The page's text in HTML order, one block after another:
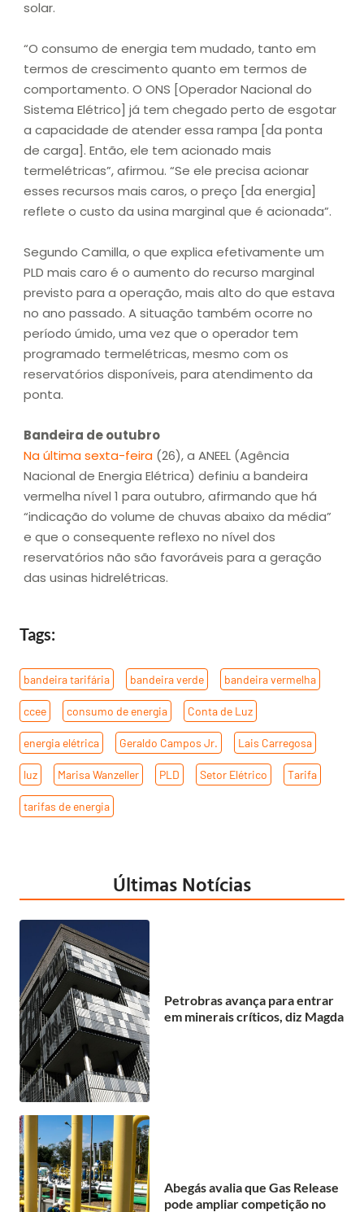
solar.
“O consumo de energia tem mudado, tanto em
termos de crescimento quanto em termos de
comportamento. O ONS [Operador Nacional do
Sistema Elétrico] já tem chegado perto de esgotar
a capacidade de atender essa rampa [da ponta
de carga]. Então, ele tem acionado mais
termelétricas”, afirmou. “Se ele precisa acionar
esses recursos mais caros, o preço [da energia]
reflete o custo da usina marginal que é acionada”.
Segundo Camilla, o que explica efetivamente um
PLD mais caro é o aumento do recurso marginal
previsto para a operação, mais alto do que estava
no ano passado. A situação também ocorre no
período úmido, uma vez que o operador tem
programado termelétricas, mesmo com os
reservatórios disponíveis, para atendimento da
ponta.
Bandeira de outubro
Na última sexta-feira (26), a ANEEL (Agência
Nacional de Energia Elétrica) definiu a bandeira
vermelha nível 1 para outubro, afirmando que há
“indicação do volume de chuvas abaixo da média”
e que o consequente reflexo no nível dos
reservatórios não são favoráveis para a geração
das usinas hidrelétricas.
Tags:
bandeira tarifária bandeira verde bandeira vermelha
ccee consumo de energia Conta de Luz
energia elétrica Geraldo Campos Jr. Lais Carregosa
luz Marisa Wanzeller PLD Setor Elétrico Tarifa
tarifas de energia
Últimas Notícias
Petrobras avança para entrar
em minerais críticos, diz Magda
Abegás avalia que Gas Release
pode ampliar competição no